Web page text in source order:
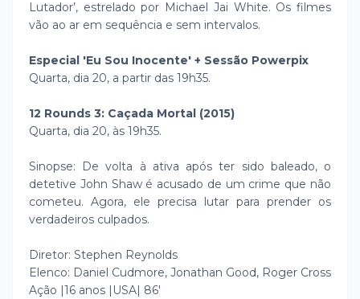
Lutador’, estrelado por Michael Jai White. Os filmes
vão ao ar em sequência e sem intervalos.
Especial 'Eu Sou Inocente' + Sessão Powerpix
Quarta, dia 20, a partir das 19h35.
12 Rounds 3: Caçada Mortal (2015)
Quarta, dia 20, às 19h35.
Sinopse: De volta à ativa após ter sido baleado, o
detetive John Shaw é acusado de um crime que não
cometeu. Agora, ele precisa lutar para prender os
verdadeiros culpados.
Diretor: Stephen Reynolds
Elenco: Daniel Cudmore, Jonathan Good, Roger Cross
Ação |16 anos |USA| 86'